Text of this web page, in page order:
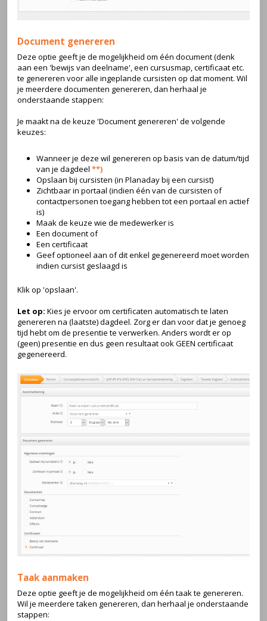
Document genereren
Deze optie geeft je de mogelijkheid om één document (denk
aan een 'bewijs van deelname', een cursusmap, certificaat etc.
te genereren voor alle ingeplande cursisten op dat moment. Wil
je meerdere documenten genereren, dan herhaal je
onderstaande stappen:
Je maakt na de keuze 'Document genereren' de volgende
keuzes:
Wanneer je deze wil genereren op basis van de datum/tijd
van je dagdeel **)
Opslaan bij cursisten (in Planaday bij een cursist)
Zichtbaar in portaal (indien één van de cursisten of
contactpersonen toegang hebben tot een portaal en actief
is)
Maak de keuze wie de medewerker is
Een document of
Een certificaat
Geef optioneel aan of dit enkel gegenereerd moet worden
indien cursist geslaagd is
Klik op 'opslaan'.
Let op: Kies je ervoor om certificaten automatisch te laten
genereren na (laatste) dagdeel. Zorg er dan voor dat je genoeg
tijd hebt om de presentie te verwerken. Anders wordt er op
(geen) presentie en dus geen resultaat ook GEEN certificaat
gegenereerd.
Taak aanmaken
Deze optie geeft je de mogelijkheid om één taak te genereren.
Wil je meerdere taken genereren, dan herhaal je onderstaande
stappen: